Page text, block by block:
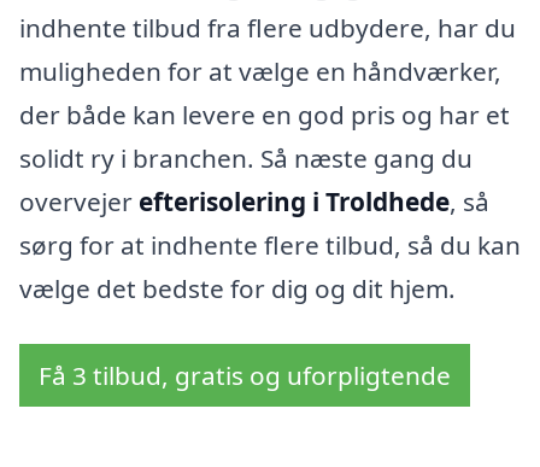
indhente tilbud fra flere udbydere, har du
muligheden for at vælge en håndværker,
der både kan levere en god pris og har et
solidt ry i branchen. Så næste gang du
overvejer efterisolering i Troldhede, så
sørg for at indhente flere tilbud, så du kan
vælge det bedste for dig og dit hjem.
Få 3 tilbud, gratis og uforpligtende